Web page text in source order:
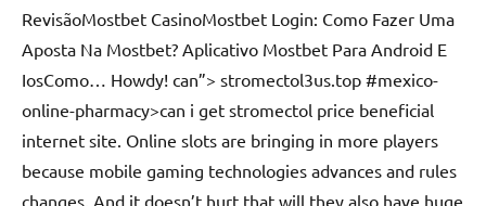
RevisãoMostbet CasinoMostbet Login: Como Fazer Uma
Aposta Na Mostbet? Aplicativo Mostbet Para Android E
IosComo… Howdy! can”> stromectol3us.top #mexico-
online-pharmacy>can i get stromectol price beneficial
internet site. Online slots are bringing in more players
because mobile gaming technologies advances and rules
changes. And it doesn’t hurt that will they also have huge